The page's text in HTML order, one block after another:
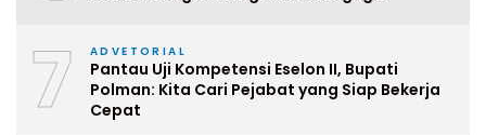
7 ADVETORIAL
Pantau Uji Kompetensi Eselon II, Bupati
Polman: Kita Cari Pejabat yang Siap Bekerja
Cepat